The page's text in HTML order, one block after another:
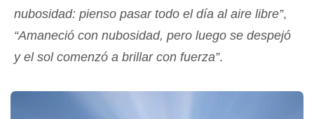
nubosidad: pienso pasar todo el día al aire libre”,
“Amaneció con nubosidad, pero luego se despejó
y el sol comenzó a brillar con fuerza”.